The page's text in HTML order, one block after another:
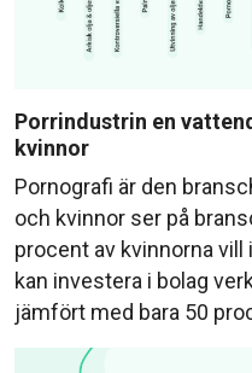
Porrindustrin en
kvinnor
Pornografi är den
och kvinnor ser på
procent av kvinnorna
kan investera i bolag
jämfört med bara 50